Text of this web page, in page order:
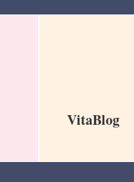
VitaBlog